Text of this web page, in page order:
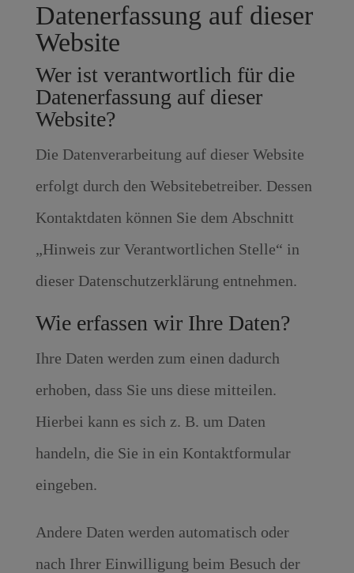
Datenerfassung auf dieser
Website
Wer ist verantwortlich für die
Datenerfassung auf dieser
Website?
Die Datenverarbeitung auf dieser Website
erfolgt durch den Websitebetreiber. Dessen
Kontaktdaten können Sie dem Abschnitt
„Hinweis zur Verantwortlichen Stelle“ in
dieser Datenschutzerklärung entnehmen.
Wie erfassen wir Ihre Daten?
Ihre Daten werden zum einen dadurch
erhoben, dass Sie uns diese mitteilen.
Hierbei kann es sich z. B. um Daten
handeln, die Sie in ein Kontaktformular
eingeben.
Andere Daten werden automatisch oder
nach Ihrer Einwilligung beim Besuch der